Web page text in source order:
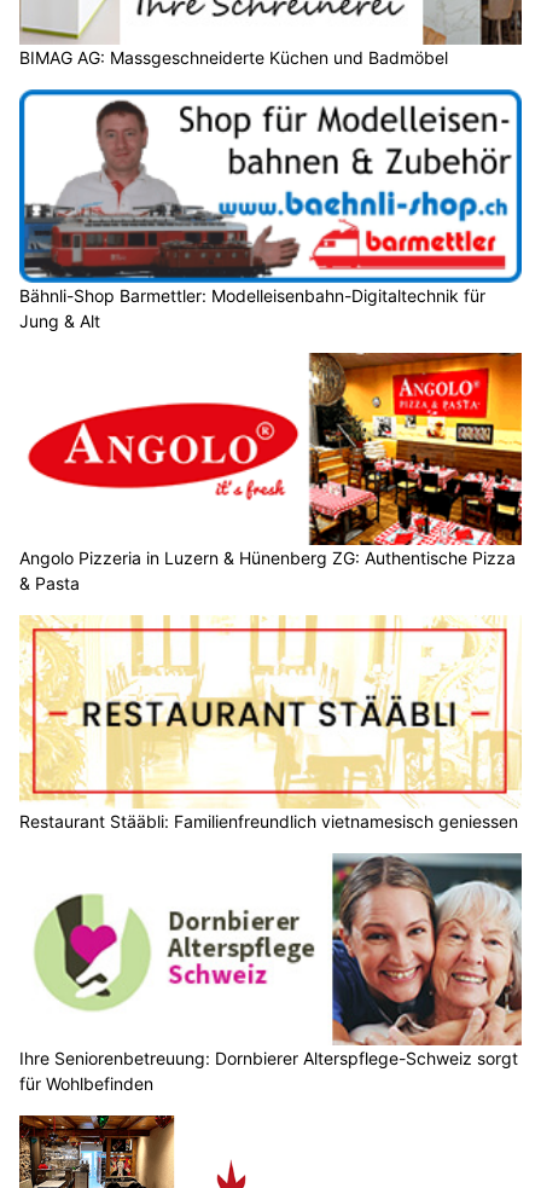
BIMAG AG: Massgeschneiderte Küchen und Badmöbel
Bähnli-Shop Barmettler: Modelleisenbahn-Digitaltechnik für
Jung & Alt
Angolo Pizzeria in Luzern & Hünenberg ZG: Authentische Pizza
& Pasta
Restaurant Stääbli: Familienfreundlich vietnamesisch geniessen
Ihre Seniorenbetreuung: Dornbierer Alterspflege-Schweiz sorgt
für Wohlbefinden